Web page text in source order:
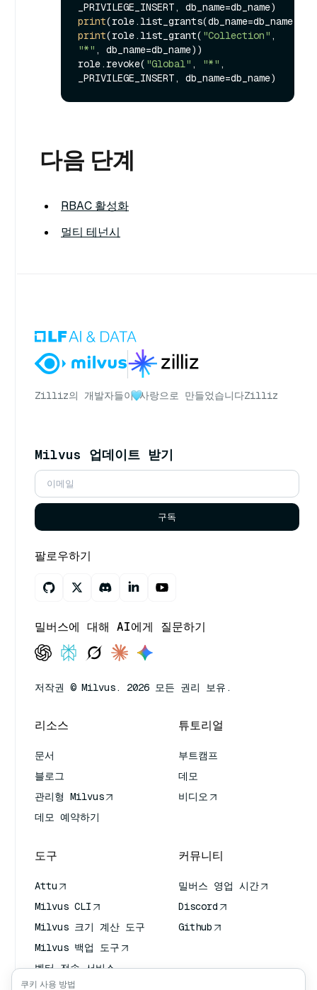
print
print(role.list_grant( "Collection"
"*" , db_name=db_name))
role.revoke( "Global" , "*" ,
다음 단계
RBAC 활성화
멀티 테넌시
Zilliz의 개발자들이 사랑으로 만들었습니다Zilliz
Milvus 업데이트 받기
구독
팔로우하기
밀버스에 대해 AI에게 질문하기
저작권 © Milvus. 2026 모든 권리 보유.
리소스
문서
블로그
관리형 Milvus
데모 예약하기
튜토리얼
부트캠프
데모
비디오
도구
Attu
Milvus CLI
Milvus 크기 계산 도구
Milvus 백업 도구
벡터 전송 서비스
(VTS)
커뮤니티
밀버스 영업 시간
Discord
Github
쿠키 사용 방법